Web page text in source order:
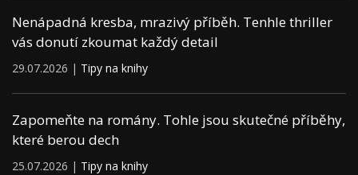
Nenápadná kresba, mrazivý příběh. Tenhle thriller
vás donutí zkoumat každý detail
29.07.2026 | Tipy na knihy
Zapomeňte na romány. Tohle jsou skutečné příběhy,
které berou dech
25.07.2026 | Tipy na knihy